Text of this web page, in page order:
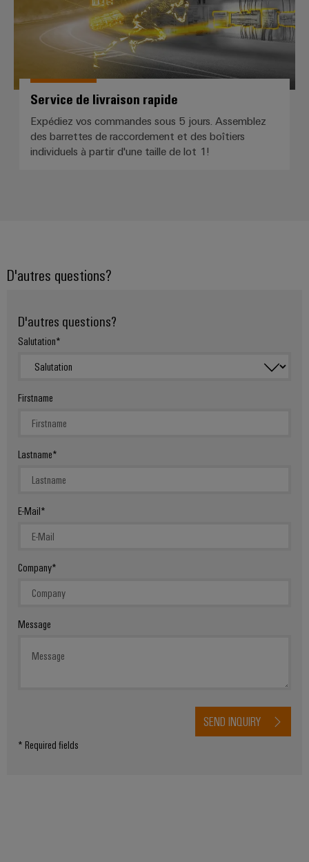
Ingénierie
numérique
d'un niveau
Service de livraison rapide
Expédiez vos commandes sous 5 jours. Assemblez
des barrettes de raccordement et des boîtiers
individuels à partir d'une taille de lot 1!
D'autres questions?
D'autres questions?
Salutation
Firstname
Lastname
E-Mail
Company
Message
* Required fields
SEND INQUIRY